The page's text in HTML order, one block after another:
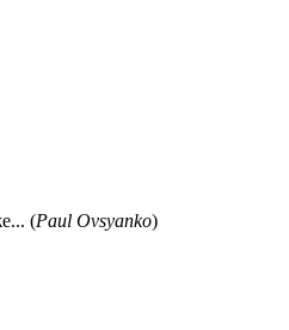
(Paul Ovsyanko)